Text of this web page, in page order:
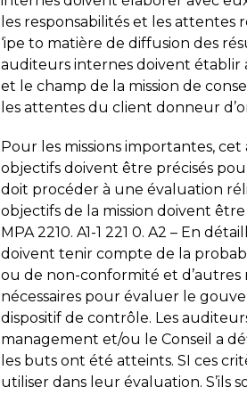
les responsabilités et les attentes
‘ipe to matière de diffusion des
auditeurs internes doivent établir
et le champ de la mission de
les attentes du client donneur
Pour les missions importantes,
objectifs doivent être précisés
doit procéder à une évaluation
objectifs de la mission doivent
MPA 2210. A1-1 221 0. A2 – En
doivent tenir compte de la
ou de non-conformité et d’autres
nécessaires pour évaluer le
dispositif de contrôle. Les
management et/ou le Conseil a
les buts ont été atteints. SI ces
utiliser dans leur évaluation. S’ils